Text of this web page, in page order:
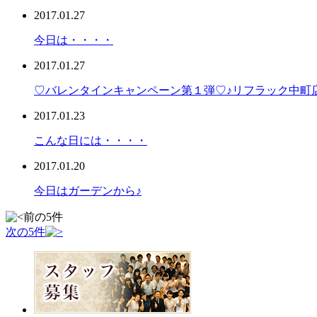
2017.01.27
今日は・・・・
2017.01.27
♡バレンタインキャンペーン第１弾♡♪リフラック中町
2017.01.23
こんな日には・・・・
2017.01.20
今日はガーデンから♪
前の5件
次の5件